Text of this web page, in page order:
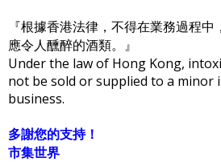
『根據香港法律，不得在業務過程
應令人醺醉的酒類。』
Under the law of Hong Kong,
not be sold or supplied to a minor
business.
多謝您的支持！
市集世界